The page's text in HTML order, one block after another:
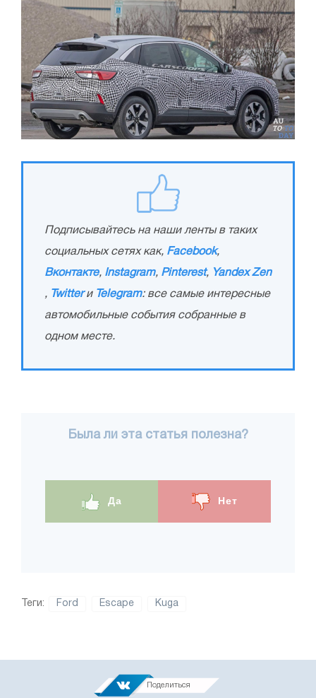
Подписывайтесь на наши ленты в таких
социальных сетях как, Facebook,
Вконтакте, Instagram, Pinterest, Yandex Zen
, Twitterи Telegram: все самые интересные
автомобильные события собранные в
одном месте.
Была ли эта статья полезна?
Да Нет
Теги: Ford Escape Kuga
Поделиться